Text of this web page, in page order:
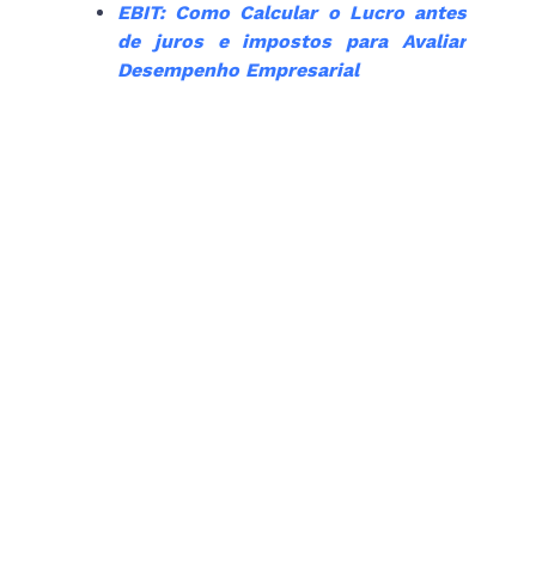
EBIT: Como Calcular o Lucro antes
de juros e impostos para Avaliar
Desempenho Empresarial